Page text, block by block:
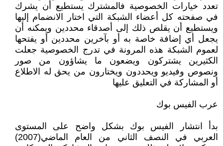
تعدد خيارات الخصوصية فالمشترك يستطيع أن يشرك
في صفحته كل أعضاء الشبكة التي اختار الانضمام إليها
ويستطيع أن يقلص ذلك إلى أصدقاء محددين ويمكنه أن
يجعل أي إضافة خاصة به أو بآخرين محددين أو يفتحها
لعموم الشبكة هذه المرونة في تدرج الخصوصية جعلت
الكثيرين يشتركون ويضعون ما يشاؤون من صور
ونصوص وفيديو ويحددون ويختارون من يحق له الاطلاع
أو المشاركة في التعليق عليها
عرب الفيس بوك
بدأ انتشار الفيس بوك بشكل واضح على المستوى
العربي في النصف الثاني من العام الماضي(2007)